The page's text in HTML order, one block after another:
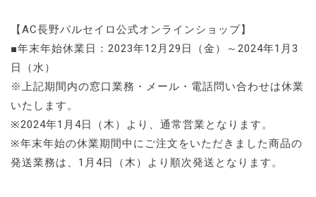
【AC長野パルセイロ公式オンラインショップ】
■年末年始休業日：2023年12月29日（金）～2024年1月3
日（水）
※上記期間内の窓口業務・メール・電話問い合わせは休業
いたします。
※2024年1月4日（木）より、通常営業となります。
※年末年始の休業期間中にご注文をいただきました商品の
発送業務は、1月4日（木）より順次発送となります。